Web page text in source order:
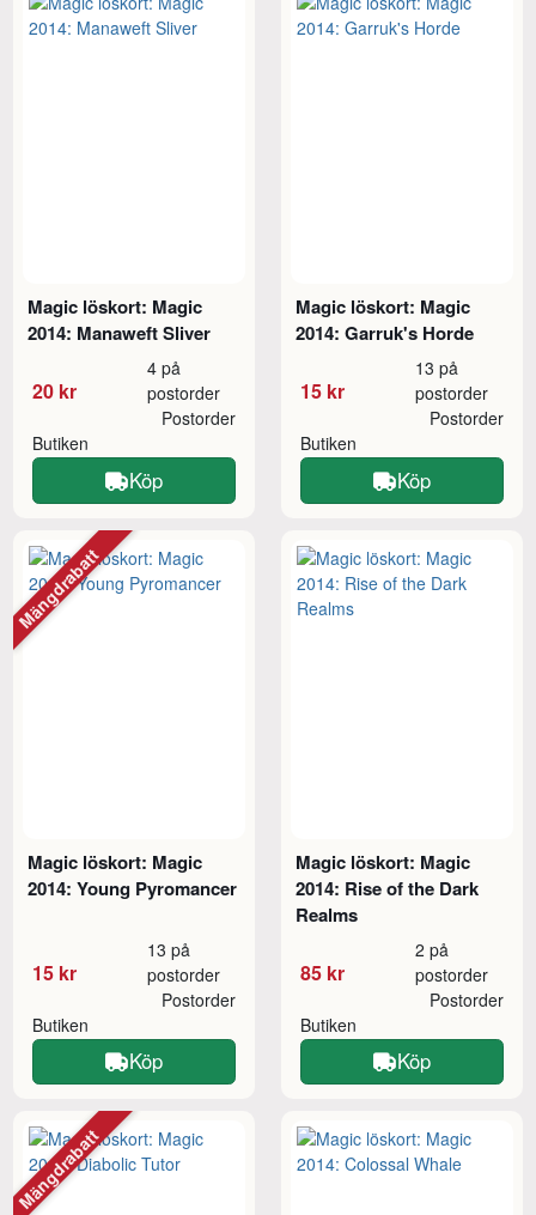
Magic löskort: Magic
2014: Manaweft Sliver
20 kr
4 på
postorder
Butiken
Postorder
Köp
Magic löskort: Magic
2014: Garruk's Horde
15 kr
13 på
postorder
Butiken
Postorder
Köp
Magic löskort: Magic
2014: Young Pyromancer
15 kr
13 på
postorder
Butiken
Postorder
Köp
Mängdrabatt
Magic löskort: Magic
2014: Rise of the Dark
Realms
85 kr
2 på
postorder
Butiken
Postorder
Köp
Mängdrabatt